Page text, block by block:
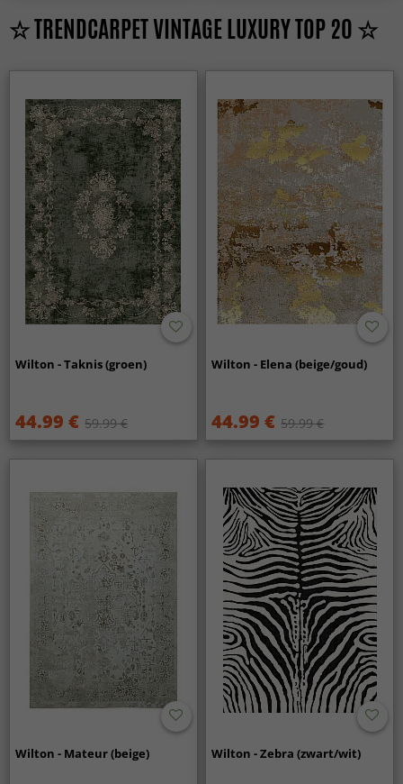
☆ TRENDCARPET VINTAGE LUXURY TOP 20 ☆
Wilton - Taknis (groen)
44.99 € 59.99 €
Wilton - Elena (beige/goud)
44.99 € 59.99 €
Wilton - Mateur (beige) Wilton - Zebra (zwart/wit)